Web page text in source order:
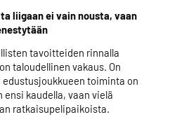
liigaan ei vain nousta, vaan
tavoitteiden rinnalla
taloudellinen vakaus. On
toiminta on
ensi kaudella, vaan vielä
ratkaisupelipaikoista.